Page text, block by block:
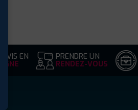
DEVIS EN
LIGNE
PRENDRE UN
RENDEZ-VOUS